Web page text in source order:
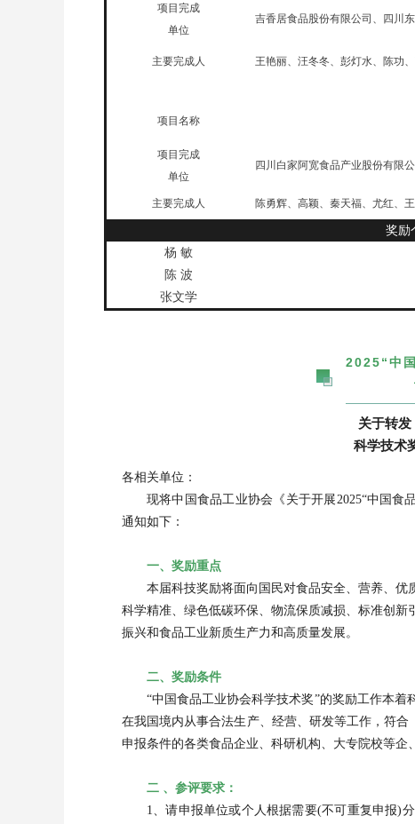
项目完成
单位
吉香居食品股份有限公司、四川
主要完成人 王艳丽、汪冬冬、彭灯水、陈功
项目名称
项目完成
单位
四川白家阿宽食品产业股份有限
主要完成人 陈勇辉、高颖、秦天福、尤红、
奖励
杨 敏
陈 波
张文学
2025“中
关于转发
科学技术
各相关单位：
现将中国食品工业协会《关于开展2025“中国
通知如下：
一、奖励重点
本届科技奖励将面向国民对食品安全、营养、
科学精准、绿色低碳环保、物流保质减损、标准创
振兴和食品工业新质生产力和高质量发展。
二、奖励条件
“中国食品工业协会科学技术奖”的奖励工作本
在我国境内从事合法生产、经营、研发等工作，符
申报条件的各类食品企业、科研机构、大专院校等企
二 、参评要求：
1、请申报单位或个人根据需要(不可重复申报)